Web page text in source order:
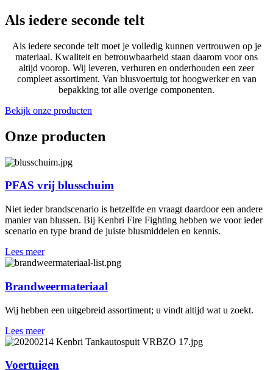
Als iedere seconde telt
Als iedere seconde telt moet je volledig kunnen vertrouwen op je
materiaal. Kwaliteit en betrouwbaarheid staan daarom voor ons
altijd voorop. Wij leveren, verhuren en onderhouden een zeer
compleet assortiment. Van blusvoertuig tot hoogwerker en van
bepakking tot alle overige componenten.
Bekijk onze producten
Onze producten
PFAS vrij blusschuim
Niet ieder brandscenario is hetzelfde en vraagt daardoor een andere
manier van blussen. Bij Kenbri Fire Fighting hebben we voor ieder
scenario en type brand de juiste blusmiddelen en kennis.
Lees meer
Brandweermateriaal
Wij hebben een uitgebreid assortiment; u vindt altijd wat u zoekt.
Lees meer
Voertuigen